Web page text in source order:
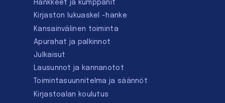
Hankkeet ja kumppanit
Kirjaston lukuaskel -hanke
Kansainvälinen toiminta
Apurahat ja palkinnot
Julkaisut
Lausunnot ja kannanotot
Toimintasuunnitelma ja säännöt
Kirjastoalan koulutus